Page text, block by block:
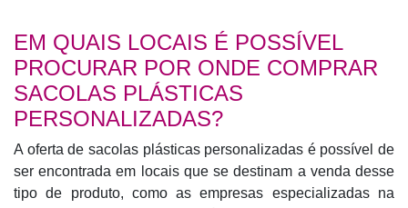
EM QUAIS LOCAIS É POSSÍVEL
PROCURAR POR ONDE COMPRAR
SACOLAS PLÁSTICAS
PERSONALIZADAS?
A oferta de sacolas plásticas personalizadas é possível de
ser encontrada em locais que se destinam a venda desse
tipo de produto, como as empresas especializadas na